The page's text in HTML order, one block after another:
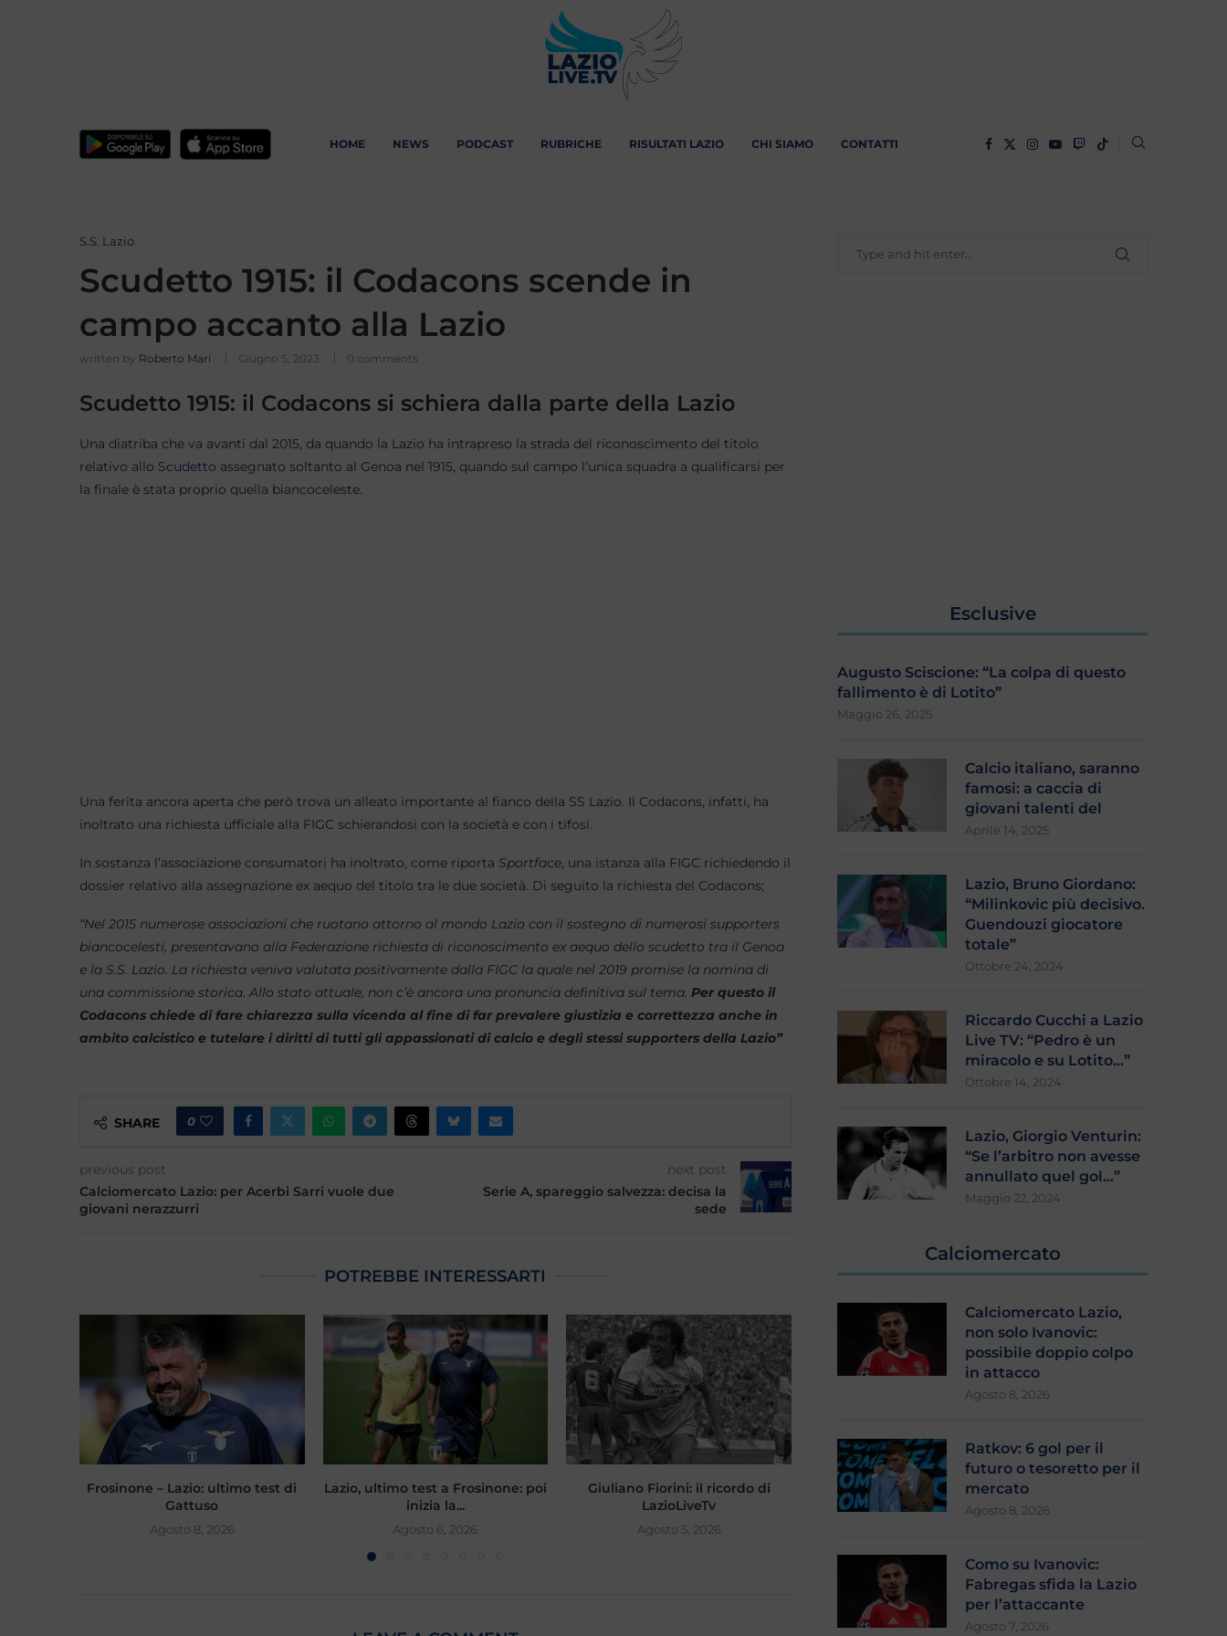
HOME NEWS PODCAST RUBRICHE RISULTATI LAZIO CHI SIAMO CONTATTI
S.S. Lazio
Scudetto 1915: il Codacons scende in
campo accanto alla Lazio
written by Roberto Mari Giugno 5, 2023 0 comments
Scudetto 1915: il Codacons si schiera dalla parte della Lazio
Una diatriba che va avanti dal 2015, da quando la Lazio ha intrapreso la strada del riconoscimento del titolo
relativo allo Scudetto assegnato soltanto al Genoa nel 1915, quando sul campo l’unica squadra a qualificarsi per
la finale è stata proprio quella biancoceleste.
Una ferita ancora aperta che però trova un alleato importante al fianco della SS Lazio. Il Codacons, infatti, ha
inoltrato una richiesta ufficiale alla FIGC schierandosi con la società e con i tifosi.
In sostanza l’associazione consumatori ha inoltrato, come riporta Sportface, una istanza alla FIGC richiedendo il
dossier relativo alla assegnazione ex aequo del titolo tra le due società. Di seguito la richiesta del Codacons;
“Nel 2015 numerose associazioni che ruotano attorno al mondo Lazio con il sostegno di numerosi supporters
biancocelesti, presentavano alla Federazione richiesta di riconoscimento ex aequo dello scudetto tra il Genoa
e la S.S. Lazio. La richiesta veniva valutata positivamente dalla FIGC la quale nel 2019 promise la nomina di
una commissione storica. Allo stato attuale, non c’è ancora una pronuncia definitiva sul tema. Per questo il
Codacons chiede di fare chiarezza sulla vicenda al fine di far prevalere giustizia e correttezza anche in
ambito calcistico e tutelare i diritti di tutti gli appassionati di calcio e degli stessi supporters della Lazio”
SHARE 0
previous post
Calciomercato Lazio: per Acerbi Sarri vuole due
giovani nerazzurri
next post
Serie A, spareggio salvezza: decisa la
sede
POTREBBE INTERESSARTI
Frosinone – Lazio: ultimo test di
Gattuso
Agosto 8, 2026
Lazio, ultimo test a Frosinone: poi
inizia la...
Agosto 6, 2026
Giuliano Fiorini: il ricordo di
LazioLiveTv
Agosto 5, 2026
Lazio, Bisignani sui tifosi: “Stanno
dimostrando amore alla...
Esclusive
Augusto Sciscione: “La colpa di questo
fallimento è di Lotito”
Maggio 26, 2025
Calcio italiano, saranno
famosi: a caccia di
giovani talenti del
Aprile 14, 2025
Lazio, Bruno Giordano:
“Milinkovic più decisivo.
Guendouzi giocatore
totale”
Ottobre 24, 2024
Riccardo Cucchi a Lazio
Live TV: “Pedro è un
miracolo e su Lotito…”
Ottobre 14, 2024
Lazio, Giorgio Venturin:
“Se l’arbitro non avesse
annullato quel gol…”
Maggio 22, 2024
Calciomercato
Calciomercato Lazio,
non solo Ivanovic:
possibile doppio colpo
in attacco
Agosto 8, 2026
Ratkov: 6 gol per il
futuro o tesoretto per il
mercato
Agosto 8, 2026
Como su Ivanovic:
Fabregas sfida la Lazio
per l’attaccante
Agosto 7, 2026